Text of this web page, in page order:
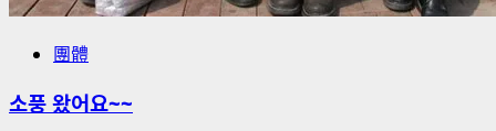
團體
소풍 왔어요~~